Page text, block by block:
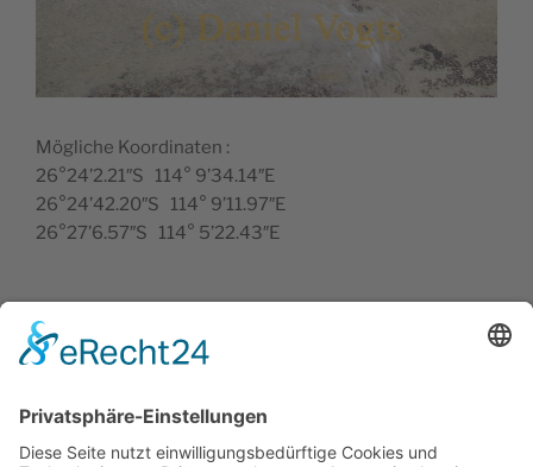
Mögliche Koordinaten :
26°24’2.21″S 114° 9’34.14″E
26°24’42.20″S 114° 9’11.97″E
26°27’6.57″S 114° 5’22.43″E
Impressum
Datenschutzerklärung